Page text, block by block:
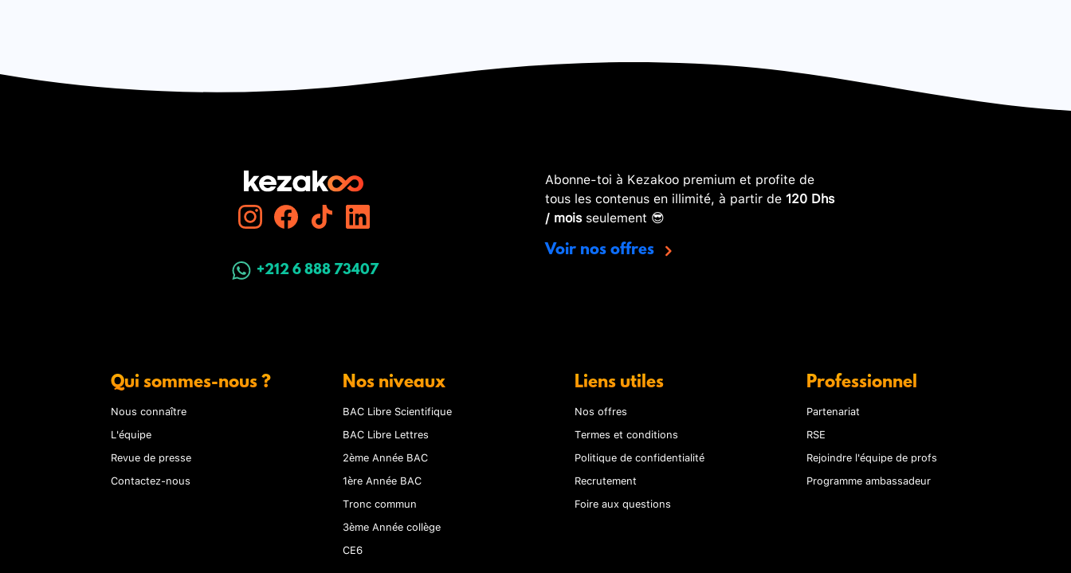
+212 6 888 73407
Abonne-toi à Kezakoo premium et profite de
tous les contenus en illimité, à partir de 120 Dhs
/ moisseulement 😎
Voir nos offres
Qui sommes-nous ?
Nous connaître
L'équipe
Revue de presse
Contactez-nous
Nos niveaux
BAC Libre Scientifique
BAC Libre Lettres
2ème Année BAC
1ère Année BAC
Tronc commun
3ème Année collège
CE6
Liens utiles
Nos offres
Termes et conditions
Politique de confidentialité
Recrutement
Foire aux questions
Professionnel
Partenariat
RSE
Rejoindre l'équipe de profs
Programme ambassadeur